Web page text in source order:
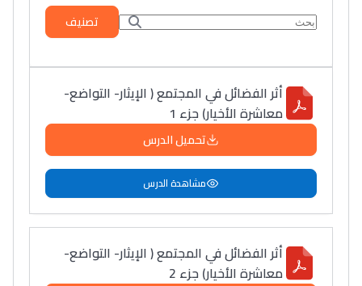
تصنيف
أثر الفضائل في المجتمع ( الإيثار- التواضع-
معاشرة الأخيار) جزء 1
تحميل الدرس
مشاهدة الدرس
أثر الفضائل في المجتمع ( الإيثار- التواضع-
معاشرة الأخيار) جزء 2